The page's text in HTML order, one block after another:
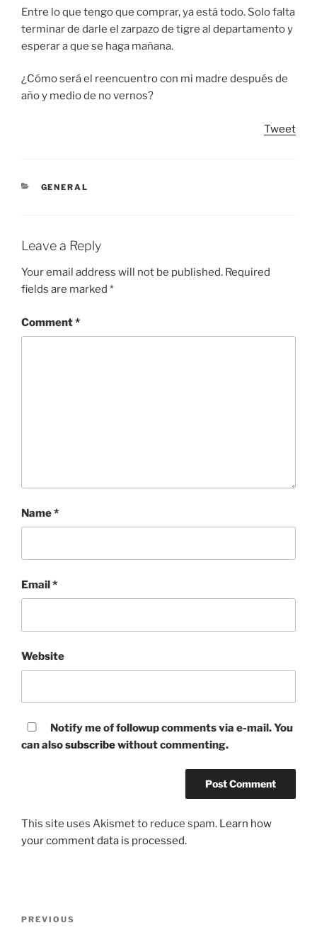
Entre lo que tengo que comprar, ya está todo. Solo falta
terminar de darle el zarpazo de tigre al departamento y
esperar a que se haga mañana.
¿Cómo será el reencuentro con mi madre después de
año y medio de no vernos?
Tweet
CATEGORIES
GENERAL
Leave a Reply
Your email address will not be published. Required
fields are marked *
Comment*
Name*
Email*
Website
Notify me of followup comments via e-mail. You
can alsosubscribewithout commenting.
This site uses Akismet to reduce spam. Learn how
your comment data is processed.
Previous
PREVIOUS